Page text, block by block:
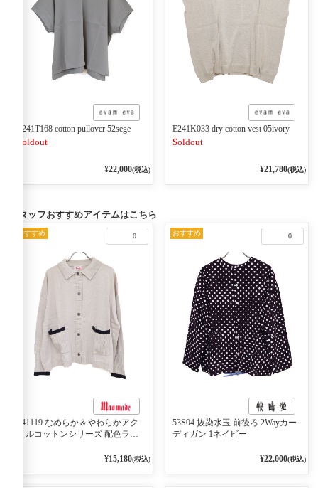
E241T168 cotton pullover 52sege
Soldout
¥22,000(税込)
E241K033 dry cotton vest 05ivory
Soldout
¥21,780(税込)
スタッフおすすめアイテムはこちら
0
おすすめ
541119 なめらか＆やわらかアク
リルコットンシリーズ 配色ライ
ン 10ベージュ×ネイビー¥15,180(税込)
0
おすすめ
53S04 抜染水玉 前後ろ 2Wayカー
ディガン 1ネイビー
¥22,000(税込)